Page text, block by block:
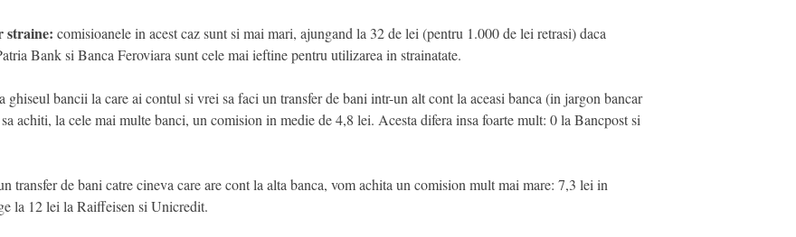
straine: comisioanele in acest caz sunt si mai mari, ajungand la 32 de lei (pentru 1.000 de lei retrasi) daca
Bank si Banca Feroviara sunt cele mai ieftine pentru utilizarea in strainatate.
ghiseul bancii la care ai contul si vrei sa faci un transfer de bani intr-un alt cont la aceasi banca (in jargon bancar
achiti, la cele mai multe banci, un comision in medie de 4,8 lei. Acesta difera insa foarte mult: 0 la Bancpost si
transfer de bani catre cineva care are cont la alta banca, vom achita un comision mult mai mare: 7,3 lei in
la 12 lei la Raiffeisen si Unicredit.